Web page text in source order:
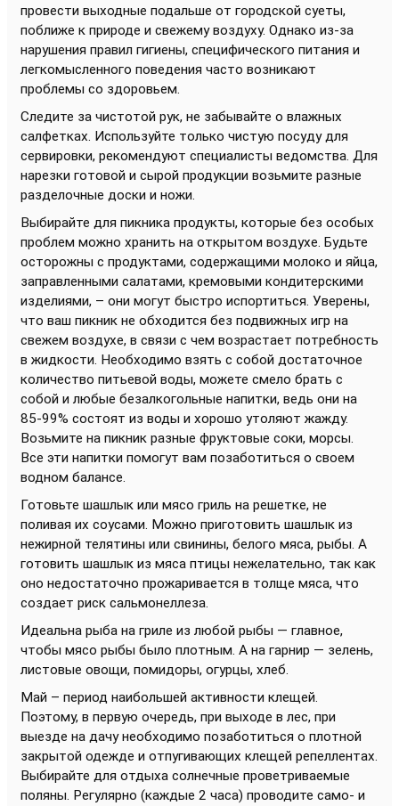
провести выходные подальше от городской суеты,
поближе к природе и свежему воздуху. Однако из-за
нарушения правил гигиены, специфического питания и
легкомысленного поведения часто возникают
проблемы со здоровьем.
Следите за чистотой рук, не забывайте о влажных
салфетках. Используйте только чистую посуду для
сервировки, рекомендуют специалисты ведомства. Для
нарезки готовой и сырой продукции возьмите разные
разделочные доски и ножи.
Выбирайте для пикника продукты, которые без особых
проблем можно хранить на открытом воздухе. Будьте
осторожны с продуктами, содержащими молоко и яйца,
заправленными салатами, кремовыми кондитерскими
изделиями, – они могут быстро испортиться. Уверены,
что ваш пикник не обходится без подвижных игр на
свежем воздухе, в связи с чем возрастает потребность
в жидкости. Необходимо взять с собой достаточное
количество питьевой воды, можете смело брать с
собой и любые безалкогольные напитки, ведь они на
85-99% состоят из воды и хорошо утоляют жажду.
Возьмите на пикник разные фруктовые соки, морсы.
Все эти напитки помогут вам позаботиться о своем
водном балансе.
Готовьте шашлык или мясо гриль на решетке, не
поливая их соусами. Можно приготовить шашлык из
нежирной телятины или свинины, белого мяса, рыбы. А
готовить шашлык из мяса птицы нежелательно, так как
оно недостаточно прожаривается в толще мяса, что
создает риск сальмонеллеза.
Идеальна рыба на гриле из любой рыбы — главное,
чтобы мясо рыбы было плотным. А на гарнир — зелень,
листовые овощи, помидоры, огурцы, хлеб.
Май – период наибольшей активности клещей.
Поэтому, в первую очередь, при выходе в лес, при
выезде на дачу необходимо позаботиться о плотной
закрытой одежде и отпугивающих клещей репеллентах.
Выбирайте для отдыха солнечные проветриваемые
поляны. Регулярно (каждые 2 часа) проводите само- и